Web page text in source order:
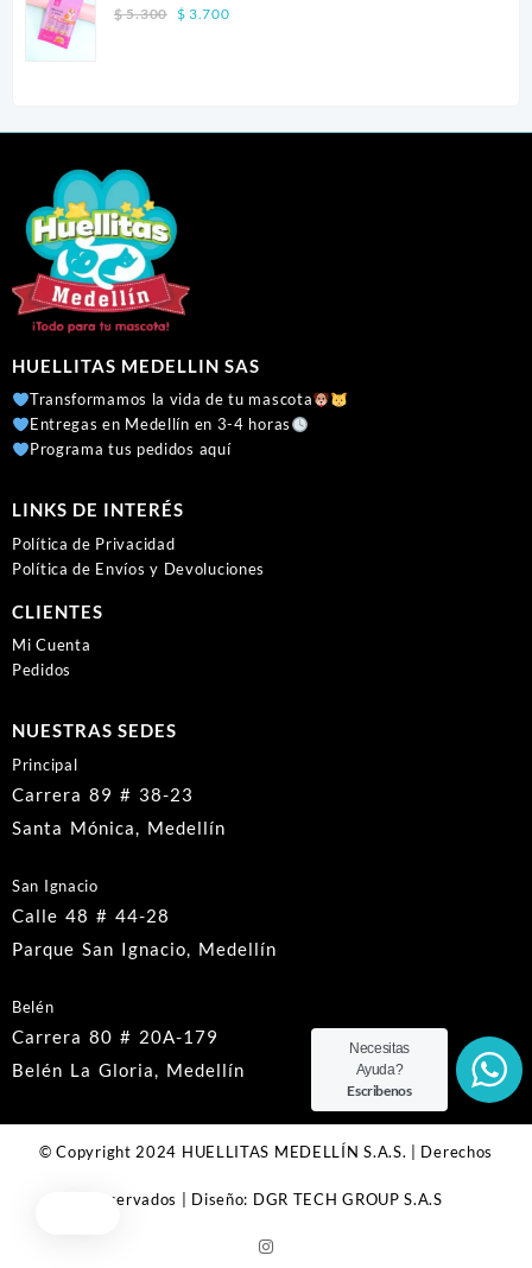
SALMON CANINO X 5
$5.300
Original
$ 3.700Current
HUELLITAS MEDELLIN SAS
Transformamos la vida de tu mascota
Entregas en Medellín en 3-4 horas
Programa tus pedidos aquí
LINKS DE INTERÉS
Política de Privacidad
Política de Envíos y Devoluciones
CLIENTES
Mi Cuenta
Pedidos
NUESTRAS SEDES
Principal
Carrera 89 # 38-23
Santa Mónica, Medellín
San Ignacio
Calle 48 # 44-28
Parque San Ignacio, Medellín
Belén
Carrera 80 # 20A-179
Belén La Gloria, Medellín
© Copyright 2024 HUELLITAS MEDELLÍN S.A.S. | Derechos
Reservados | Diseño: DGR TECH GROUP S.A.S
Necesitas
Ayuda?
Escribenos